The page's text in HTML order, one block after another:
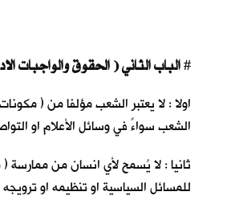
#
اولا : لا يعتبر الشعب مؤلفا من (
الشعب سواءً في وسائل الأعلام او
ثانيا : لا يُسمح لأي انسان من ممارسة (
للمسائل السياسية او تنظيمه او